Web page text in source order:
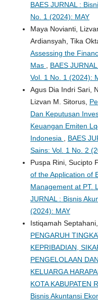
BAES JURNAL :
No. 1 (2024): MAY
Maya Novianti,
Ardiansyah, Tika
Assessing the
Mas
BAES
Vol. 1 No. 1 (2024):
Agus Dia Indri Sari,
Lizvan M. Sitorus,
Dan Keputusan
Keuangan Emiten
Indonesia
BAES
Sains: Vol. 1 No. 2
Puspa Rini, Sucipto
of the Application of
Management at PT.
JURNAL : Bisnis
(2024): MAY
Istiqamah
PENGARUH
KEPRIBADIAN,
PENGELOLAAN
KELUARGA
KOTA KABUPATEN
Bisnis Akuntansi